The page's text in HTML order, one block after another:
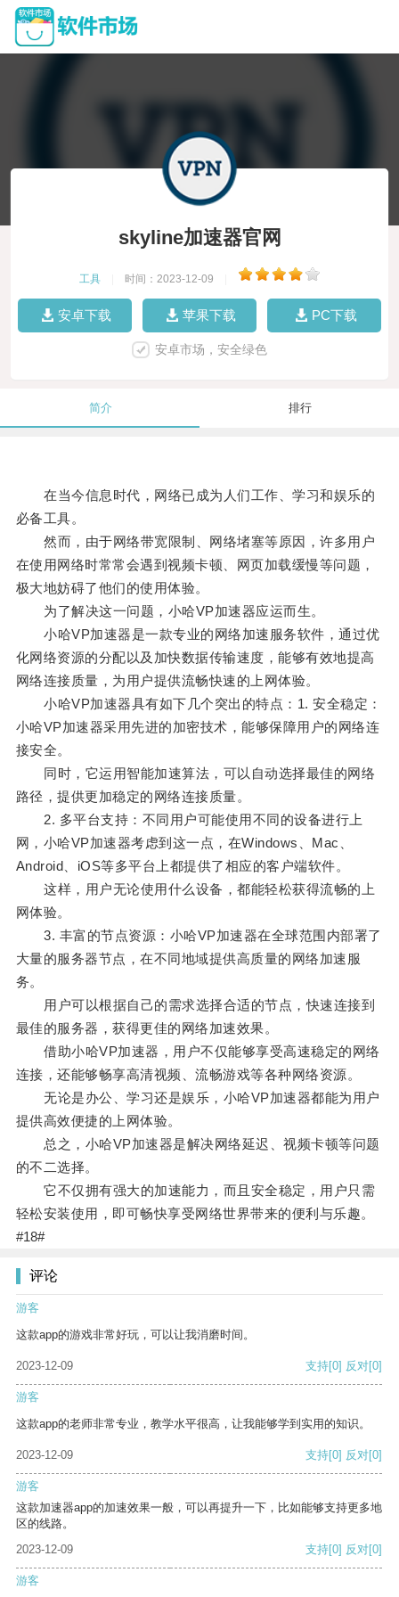
skyline加速器官网
工具 时间：2023-12-09
安卓下载 苹果下载 PC下载
安卓市场，安全绿色
简介 排行
在当今信息时代，网络已成为人们工作、学习和娱乐的
必备工具。
然而，由于网络带宽限制、网络堵塞等原因，许多用户
在使用网络时常常会遇到视频卡顿、网页加载缓慢等问题，
极大地妨碍了他们的使用体验。
为了解决这一问题，小哈VP加速器应运而生。
小哈VP加速器是一款专业的网络加速服务软件，通过优
化网络资源的分配以及加快数据传输速度，能够有效地提高
网络连接质量，为用户提供流畅快速的上网体验。
小哈VP加速器具有如下几个突出的特点：1. 安全稳定：
小哈VP加速器采用先进的加密技术，能够保障用户的网络连
接安全。
同时，它运用智能加速算法，可以自动选择最佳的网络
路径，提供更加稳定的网络连接质量。
2. 多平台支持：不同用户可能使用不同的设备进行上
网，小哈VP加速器考虑到这一点，在Windows、Mac、
Android、iOS等多平台上都提供了相应的客户端软件。
这样，用户无论使用什么设备，都能轻松获得流畅的上
网体验。
3. 丰富的节点资源：小哈VP加速器在全球范围内部署了
大量的服务器节点，在不同地域提供高质量的网络加速服
务。
用户可以根据自己的需求选择合适的节点，快速连接到
最佳的服务器，获得更佳的网络加速效果。
借助小哈VP加速器，用户不仅能够享受高速稳定的网络
连接，还能够畅享高清视频、流畅游戏等各种网络资源。
无论是办公、学习还是娱乐，小哈VP加速器都能为用户
提供高效便捷的上网体验。
总之，小哈VP加速器是解决网络延迟、视频卡顿等问题
的不二选择。
它不仅拥有强大的加速能力，而且安全稳定，用户只需
轻松安装使用，即可畅快享受网络世界带来的便利与乐趣。
#18#
评论
游客
这款app的游戏非常好玩，可以让我消磨时间。
2023-12-09 支持[0] 反对[0]
游客
这款app的老师非常专业，教学水平很高，让我能够学到实用的知识。
2023-12-09 支持[0] 反对[0]
游客
这款加速器app的加速效果一般，可以再提升一下，比如能够支持更多地
区的线路。
2023-12-09
支持[0] 反对[0]
游客